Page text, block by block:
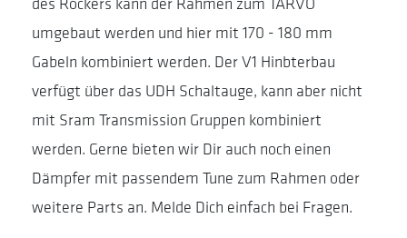
umgebaut werden und hier mit 170 - 180 mm
Gabeln kombiniert werden. Der V1 Hinbterbau
verfügt über das UDH Schaltauge, kann aber nicht
mit Sram Transmission Gruppen kombiniert
werden. Gerne bieten wir Dir auch noch einen
Dämpfer mit passendem Tune zum Rahmen oder
weitere Parts an. Melde Dich einfach bei Fragen.